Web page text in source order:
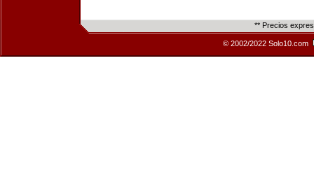
** Precios
© 2002/2022 Solo10.com